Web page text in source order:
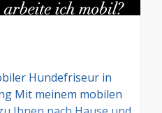
Hundefriseur in
Mit meinem mobilen